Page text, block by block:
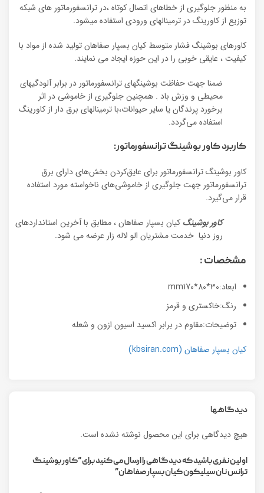
به منظور جلوگیری از خطاهای اتصال کوتاه ،در ترانسفورماتور های شبکه
توزیع از کاورینگ در ترمینالهای ورودی استفاده میشود.
کاورهای بوشینگ فشار متوسط کیان بسپار صفاهان تولید شده از مواد با
کیفیت ، عایقی خوبی را در این حوزه ایجاد می نمایند.
ضمنا جهت حفاظت بوشینگهای ترانسفورماتور در برابر آلودگیهای
محیطی و وزش باد . همچنین جلوگیری از خاموشی در اثر
برخورد پرندگان یا سایر حیوانات،با ترمینالهای برق دار از کاورینگ
استفاده می‌گردد.
کاربرد کاور بوشینگ ترانسفورماتور:
کاور بوشینگ ترانسفورماتور برای عایق‌کردن بخش‌های دارای برق
ترانسفورماتور جهت جلوگیری از خاموشی‌های ناخواسته مورد استفاده
قرار می‌گیرد.
کاور بوشینگکیان بسپار صفاهان ، مطابق با آخرین استانداردهای
روز دنیا خدمت مشتریان الو لاله زار عرضه می شود.
مشخصات :
ابعاد:mm170*80*30
رنگ:خاکستری و قرمز
توضیحات:مقاوم در برابر اکسید اسیون ازون و شعله
کیان بسپار صفاهان (kbsiran.com)
دیدگاهها
هیچ دیدگاهی برای این محصول نوشته نشده است.
اولین نفری باشید که دیدگاهی را ارسال می کنید برای “کاور بوشینگ
ترانس نان سیلیکون کیان بسپار صفاهان”